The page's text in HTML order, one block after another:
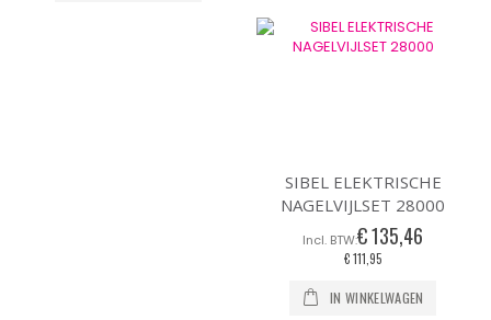
SIBEL ELEKTRISCHE
NAGELVIJLSET 28000
€ 135,46
€ 111,95
IN WINKELWAGEN